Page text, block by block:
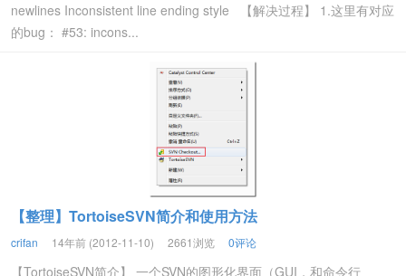
newlines Inconsistent line ending style 【解决过程】 1.这里有对应
的bug： #53: incons...
【整理】TortoiseSVN简介和使用方法
crifan 14年前 (2012-11-10) 2661浏览 0评论
【TortoiseSVN简介】 一个SVN的图形化界面（GUI，和命令行